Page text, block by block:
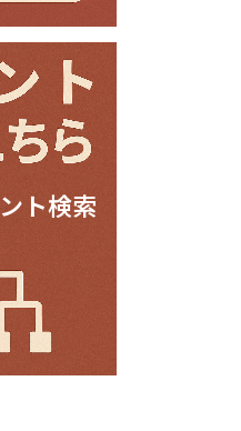
ト検索